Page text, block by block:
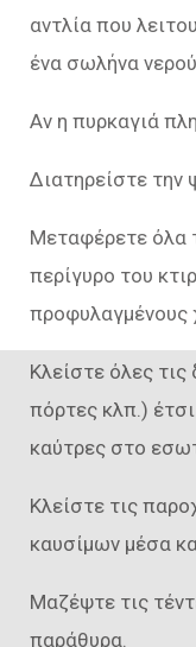
αντλία που
ένα σωλήνα νερού.
Αν η πυρκαγιά
Διατηρείστε την
Μεταφέρετε όλα
περίγυρο του
προφυλαγμένους
Κλείστε όλες
πόρτες κλπ.)
καύτρες στο
Κλείστε τις
καυσίμων μέσα
Μαζέψτε τις
παράθυρα.